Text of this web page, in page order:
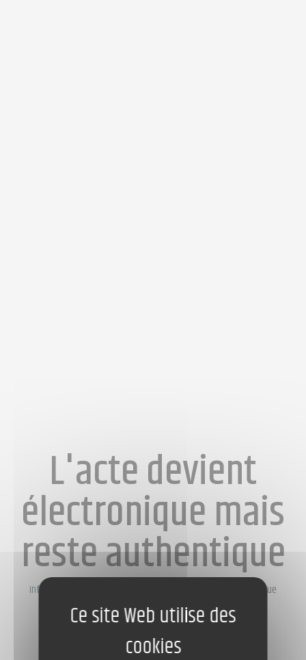
L'acte devient
électronique mais
reste authentique
Informations
L'acte devient électronique mais reste authentique
Dernière modification le 27/02/2018